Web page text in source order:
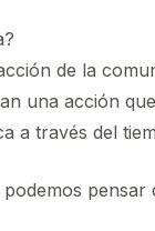
de la
una acción
a través del